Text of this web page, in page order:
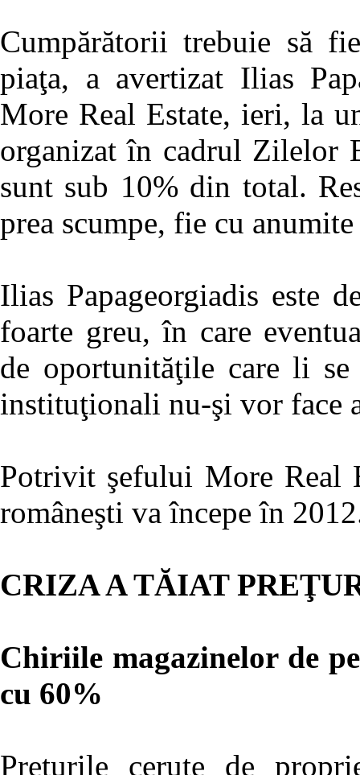
Cumpărătorii trebuie să
piaţa, a avertizat Ilias
More Real Estate, ieri, la
organizat în cadrul Zilelor
sunt sub 10% din total.
prea scumpe, fie cu
Ilias Papageorgiadis este
foarte greu, în care
de oportunităţile care li
instituţionali nu-şi vor face
Potrivit şefului More Real
româneşti va începe în
CRIZA A TĂIAT
Chiriile magazinelor de
cu 60%
Preţurile cerute de